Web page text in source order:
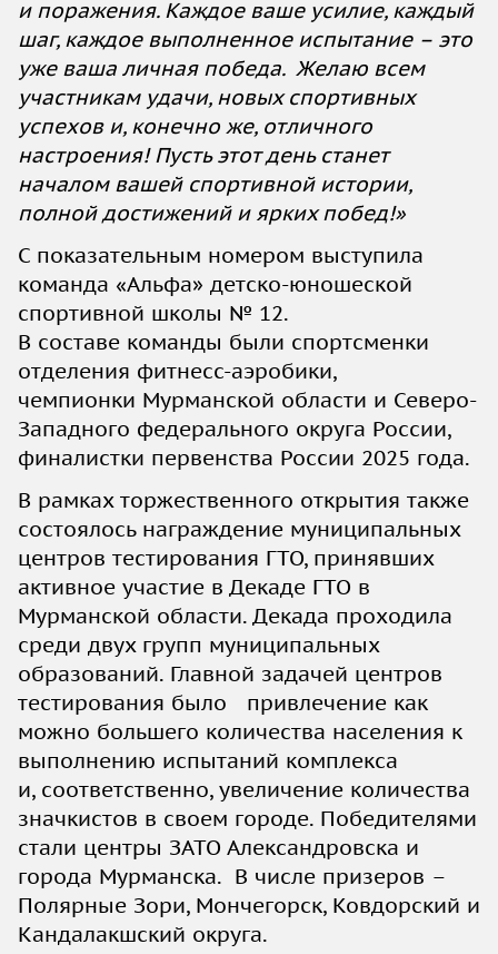
и поражения. Каждое ваше усилие, каждый
шаг, каждое выполненное испытание – это
уже ваша личная победа. Желаю всем
участникам удачи, новых спортивных
успехов и, конечно же, отличного
настроения! Пусть этот день станет
началом вашей спортивной истории,
полной достижений и ярких побед!»
С показательным номером выступила
команда «Альфа» детско-юношеской
спортивной школы № 12.
В составе команды были спортсменки
отделения фитнесс-аэробики,
чемпионки Мурманской области и Северо-
Западного федерального округа России,
финалистки первенства России 2025 года.
В рамках торжественного открытия также
состоялось награждение муниципальных
центров тестирования ГТО, принявших
активное участие в Декаде ГТО в
Мурманской области. Декада проходила
среди двух групп муниципальных
образований. Главной задачей центров
тестирования было привлечение как
можно большего количества населения к
выполнению испытаний комплекса
и, соответственно, увеличение количества
значкистов в своем городе. Победителями
стали центры ЗАТО Александровска и
города Мурманска. В числе призеров –
Полярные Зори, Мончегорск, Ковдорский и
Кандалакшский округа.